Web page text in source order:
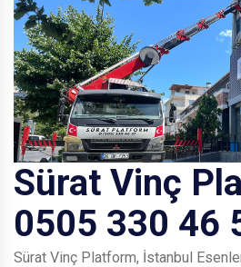
Sürat Vinç
0505 330 46
Sürat Vinç Platform, İstanbul